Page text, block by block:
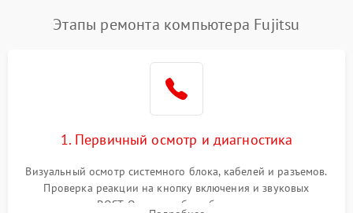
Этапы ремонта компьютера Fujitsu
1. Первичный осмотр и диагностика
Визуальный осмотр системного блока, кабелей и разъемов.
Проверка реакции на кнопку включения и звуковых
сигналов POST. Оценка работы блока питания для